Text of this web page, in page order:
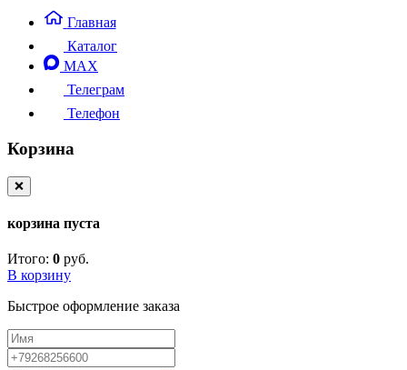
Главная
Каталог
MAX
Телеграм
Телефон
Корзина
❌
корзина пуста
Итого: 0 руб.
В корзину
Быстрое оформление заказа